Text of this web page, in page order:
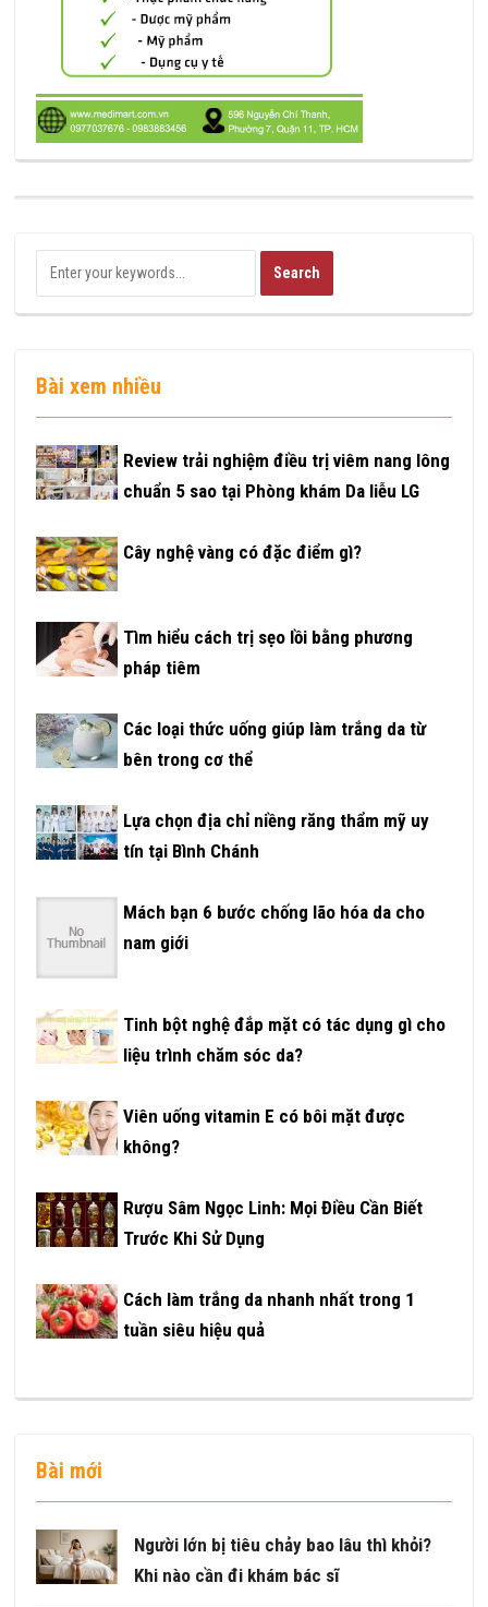
Bài xem nhiều
Review trải nghiệm điều trị viêm nang lông
chuẩn 5 sao tại Phòng khám Da liễu LG
Cây nghệ vàng có đặc điểm gì?
Tìm hiểu cách trị sẹo lồi bằng phương
pháp tiêm
Các loại thức uống giúp làm trắng da từ
bên trong cơ thể
Lựa chọn địa chỉ niềng răng thẩm mỹ uy
tín tại Bình Chánh
Mách bạn 6 bước chống lão hóa da cho
nam giới
Tinh bột nghệ đắp mặt có tác dụng gì cho
liệu trình chăm sóc da?
Viên uống vitamin E có bôi mặt được
không?
Rượu Sâm Ngọc Linh: Mọi Điều Cần Biết
Trước Khi Sử Dụng
Cách làm trắng da nhanh nhất trong 1
tuần siêu hiệu quả
Bài mới
Người lớn bị tiêu chảy bao lâu thì khỏi?
Khi nào cần đi khám bác sĩ